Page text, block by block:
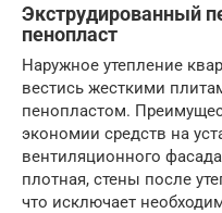
Экструдированный
пенопласт
Наружное утепление
вестись жесткими
пенопластом.
экономии средств на
вентиляционного
плотная, стены после
что исключает